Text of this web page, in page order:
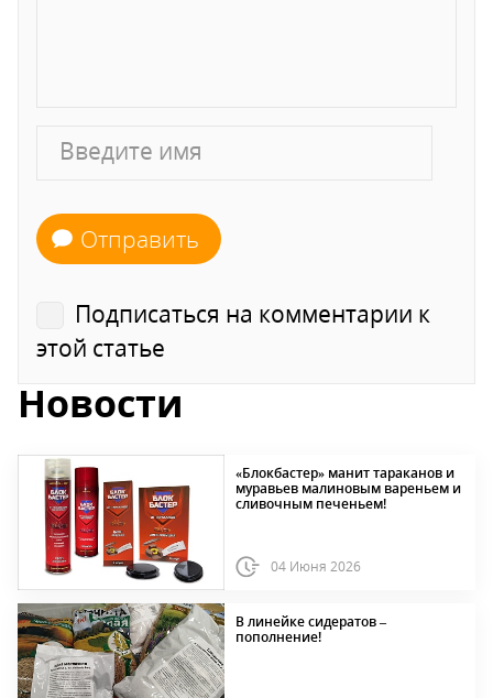
Отправить
Подписаться на комментарии к
этой статье
Новости
«Блокбастер» манит тараканов и
муравьев малиновым вареньем и
сливочным печеньем!
04 Июня 2026
В линейке сидератов –
пополнение!